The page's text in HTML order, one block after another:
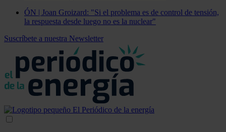
ÓN | Joan Groizard: "Si el problema es de control de tensión,
la respuesta desde luego no es la nuclear"
Suscríbete a nuestra Newsletter